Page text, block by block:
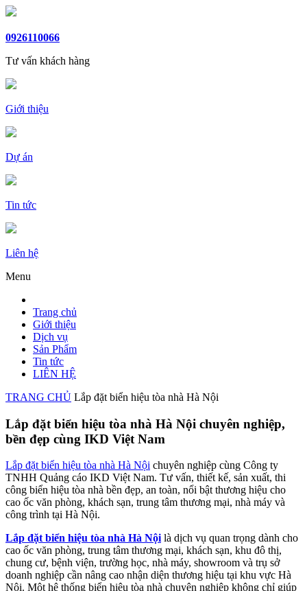
0926110066
Tư vấn khách hàng
Giới thiệu
Dự án
Tin tức
Liên hệ
Menu
Trang chủ
Giới thiệu
Dịch vụ
Sản Phẩm
Tin tức
LIÊN HỆ
TRANG CHỦ Lắp đặt biển hiệu tòa nhà Hà Nội
Lắp đặt biển hiệu tòa nhà Hà Nội chuyên nghiệp,
bền đẹp cùng IKD Việt Nam
Lắp đặt biển hiệu tòa nhà Hà Nội chuyên nghiệp cùng Công ty
TNHH Quảng cáo IKD Việt Nam. Tư vấn, thiết kế, sản xuất, thi
công biển hiệu tòa nhà bền đẹp, an toàn, nổi bật thương hiệu cho
cao ốc văn phòng, khách sạn, trung tâm thương mại, nhà máy và
công trình tại Hà Nội.
Lắp đặt biển hiệu tòa nhà Hà Nộilà dịch vụ quan trọng dành cho
cao ốc văn phòng, trung tâm thương mại, khách sạn, khu đô thị,
chung cư, bệnh viện, trường học, nhà máy, showroom và trụ sở
doanh nghiệp cần nâng cao nhận diện thương hiệu tại khu vực Hà
Nội. Một hệ thống biển hiệu tòa nhà chuyên nghiệp không chỉ giúp